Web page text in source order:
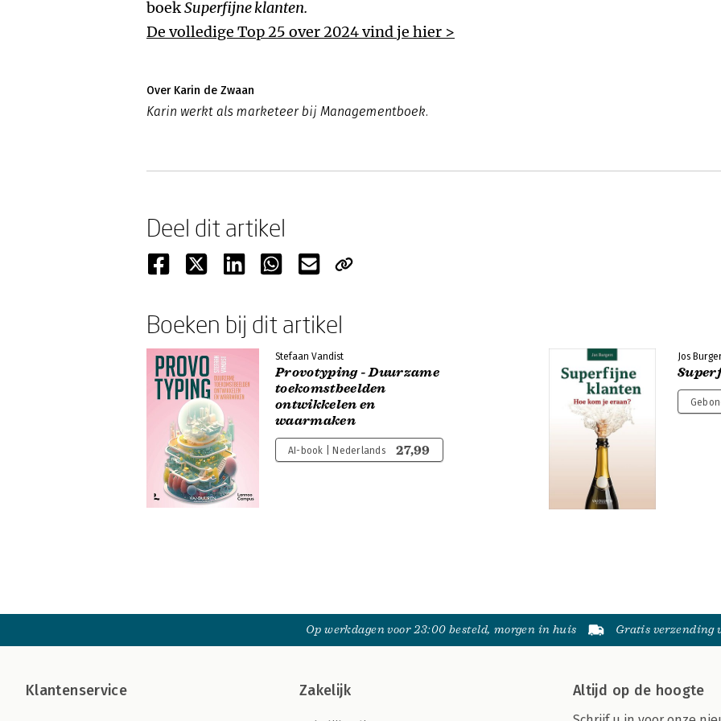
boekSuperfijne klanten.
De volledige Top 25 over 2024 vind je hier >
Over Karin de Zwaan
Karin werkt als marketeer bij Managementboek.
Deel dit artikel
Boeken bij dit artikel
Stefaan Vandist
Provotyping - Duurzame
toekomstbeelden
ontwikkelen en
waarmaken
AI-book | Nederlands 27,99
Jos
Op werkdagen voor 23:00 besteld, morgen in huis Gratis verzending
Klantenservice Zakelijk Altijd op de hoogte